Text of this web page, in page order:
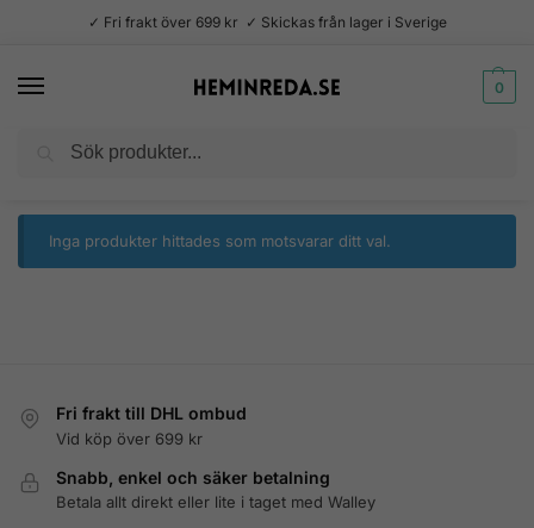
✓ Fri frakt över 699 kr ✓ Skickas från lager i Sverige
0
Produkter märkta ”vattenflaska”
Inga produkter hittades som motsvarar ditt val.
Fri frakt till DHL ombud
Vid köp över 699 kr
Snabb, enkel och säker betalning
Betala allt direkt eller lite i taget med Walley